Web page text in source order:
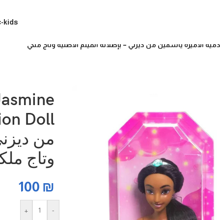
kids
من
وتاج
100 ₪
-
+